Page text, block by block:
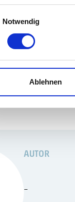
Notwendig
Ablehnen
und
Bilder,
zur
verwaltet
AUTOR
–